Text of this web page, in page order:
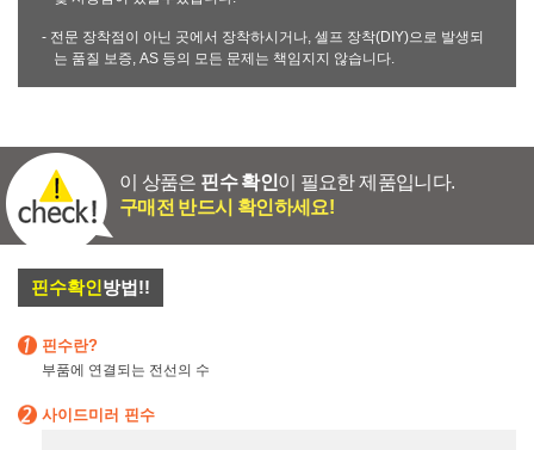
- 전문 장착점이 아닌 곳에서 장착하시거나, 셀프 장착(DIY)으로 발생되
는 품질 보증, AS 등의 모든 문제는 책임지지 않습니다.
이 상품은 핀수 확인이 필요한 제품입니다.
구매전 반드시 확인하세요!
핀수확인방법!!
핀수란?
부품에 연결되는 전선의 수
사이드미러 핀수